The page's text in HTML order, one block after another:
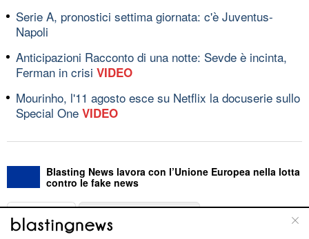
Serie A, pronostici settima giornata: c'è Juventus-
Napoli
Anticipazioni Racconto di una notte: Sevde è incinta,
Ferman in crisi VIDEO
Mourinho, l'11 agosto esce su Netflix la docuserie sullo
Special One VIDEO
Blasting News lavora con l’Unione Europea nella lotta
contro le fake news
ABOUT